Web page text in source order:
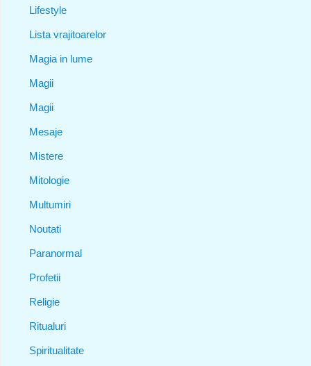
Lifestyle
Lista vrajitoarelor
Magia in lume
Magii
Magii
Mesaje
Mistere
Mitologie
Multumiri
Noutati
Paranormal
Profetii
Religie
Ritualuri
Spiritualitate